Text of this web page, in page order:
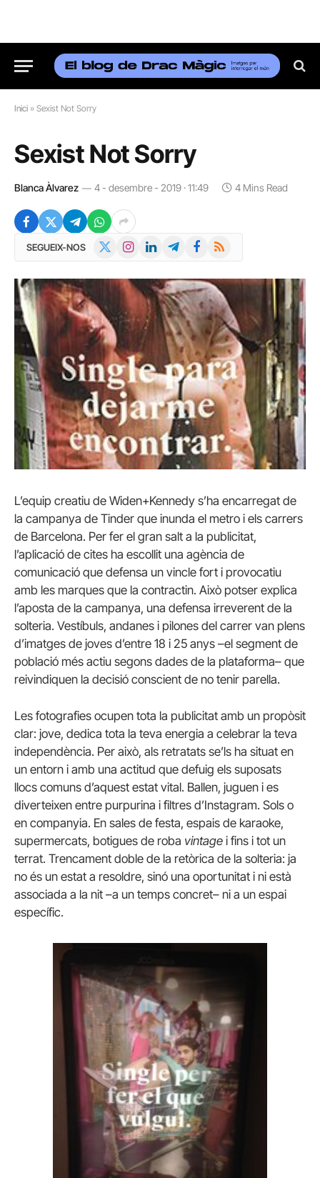
Inici » Sexist Not Sorry
Sexist Not Sorry
Blanca Àlvarez 4 - desembre - 2019 · 11:49 4 Mins Read
SEGUEIX-NOS InstagramLinkedInTelegramFacebook
RSS
L’equip creatiu de Widen+Kennedy s’ha encarregat de
la campanya de Tinder que inunda el metro i els carrers
de Barcelona. Per fer el gran salt a la publicitat,
l’aplicació de cites ha escollit una agència de
comunicació que defensa un vincle fort i provocatiu
amb les marques que la contractin. Això potser explica
l’aposta de la campanya, una defensa irreverent de la
solteria. Vestíbuls, andanes i pilones del carrer van plens
d’imatges de joves d’entre 18 i 25 anys –el segment de
població més actiu segons dades de la plataforma– que
reivindiquen la decisió conscient de no tenir parella.
Les fotografies ocupen tota la publicitat amb un propòsit
clar: jove, dedica tota la teva energia a celebrar la teva
independència. Per això, als retratats se’ls ha situat en
un entorn i amb una actitud que defuig els suposats
llocs comuns d’aquest estat vital. Ballen, juguen i es
diverteixen entre purpurina i filtres d’Instagram. Sols o
en companyia. En sales de festa, espais de karaoke,
supermercats, botigues de roba vintage i fins i tot un
terrat. Trencament doble de la retòrica de la solteria: ja
no és un estat a resoldre, sinó una oportunitat i ni està
associada a la nit –a un temps concret– ni a un espai
específic.